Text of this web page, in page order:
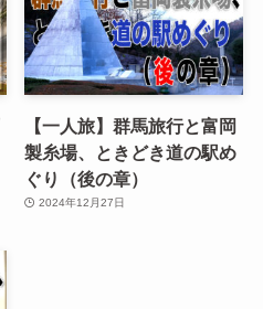
【一人旅】群馬旅行と富岡
製糸場、ときどき道の駅め
ぐり（後の章）
2024年12月27日